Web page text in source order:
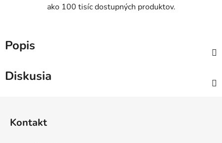
ako 100 tisíc dostupných produktov.
Popis
Diskusia
Kontakt